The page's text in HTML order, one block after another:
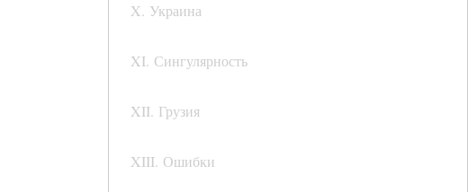
X. Украина
XI. Сингулярность
XII. Грузия
XIII. Ошибки